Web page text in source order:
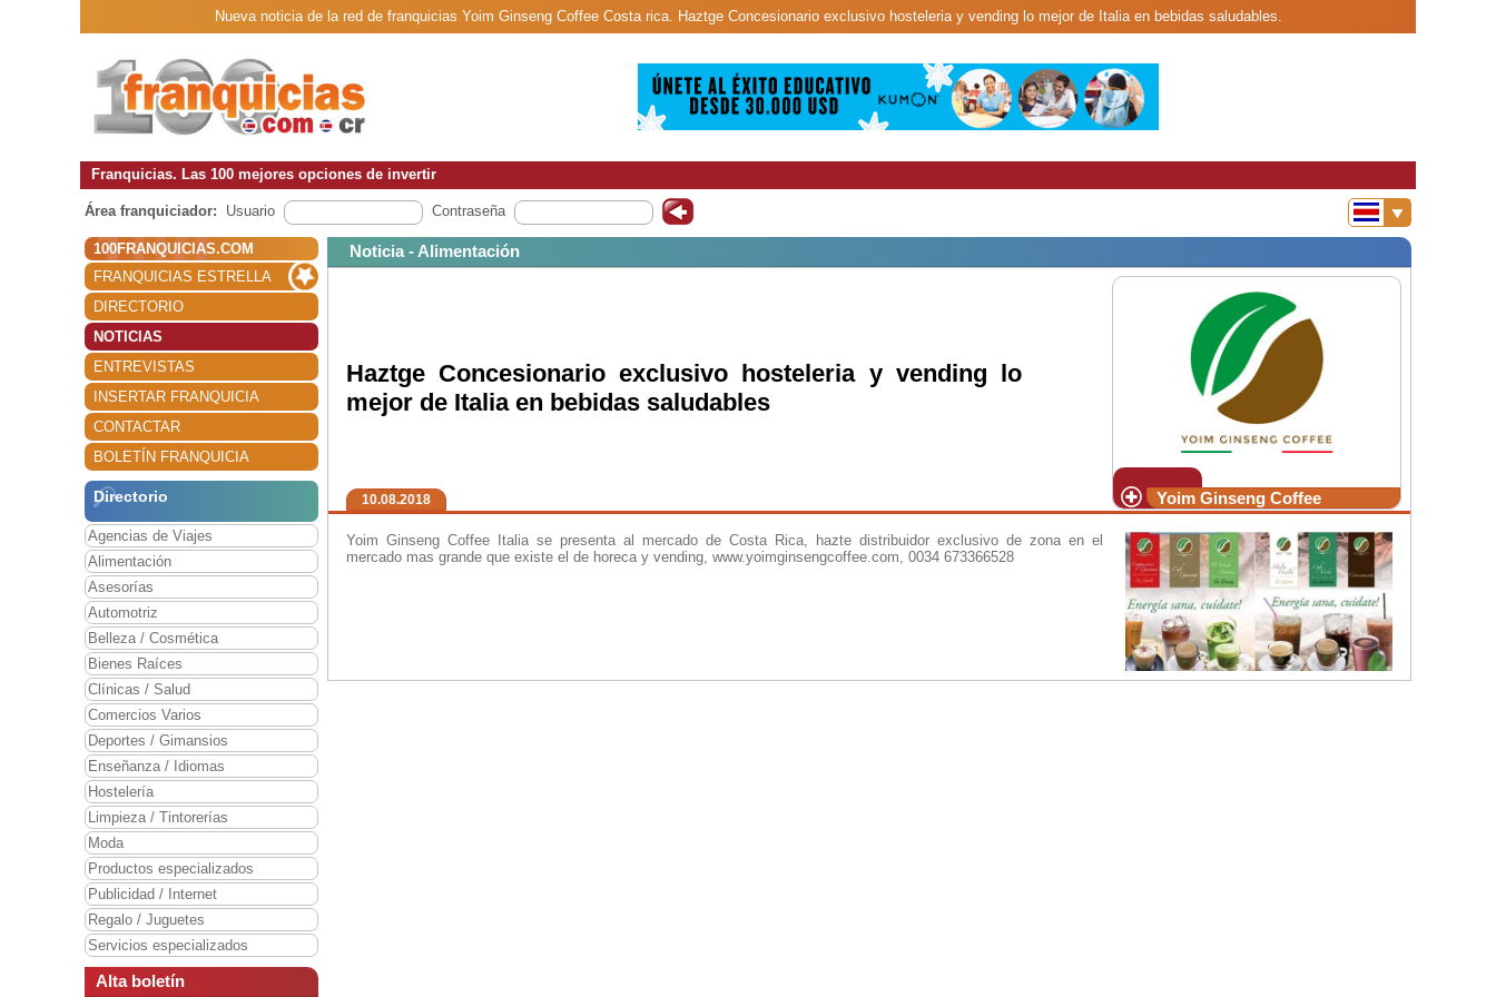
Nueva noticia de la red de franquicias Yoim Ginseng Coffee Costa rica. Haztge Concesionario exclusivo hosteleria y vending lo mejor de Italia en bebidas saludables.
Franquicias. Las 100 mejores opciones de invertir
Área franquiciador: Usuario Contraseña
100FRANQUICIAS.COM
FRANQUICIAS ESTRELLA
DIRECTORIO
NOTICIAS
ENTREVISTAS
INSERTAR FRANQUICIA
CONTACTAR
BOLETÍN FRANQUICIA
Directorio
Agencias de Viajes
Alimentación
Asesorías
Automotriz
Belleza / Cosmética
Bienes Raíces
Clínicas / Salud
Comercios Varios
Deportes / Gimansios
Enseñanza / Idiomas
Hostelería
Limpieza / Tintorerías
Moda
Productos especializados
Publicidad / Internet
Regalo / Juguetes
Servicios especializados
Alta boletín
Noticia - Alimentación
Yoim Ginseng Coffee
Haztge Concesionario exclusivo hosteleria y vending lo
mejor de Italia en bebidas saludables
10.08.2018
Yoim Ginseng Coffee Italia se presenta al mercado de Costa Rica, hazte distribuidor exclusivo de zona en el
mercado mas grande que existe el de horeca y vending, www.yoimginsengcoffee.com, 0034 673366528